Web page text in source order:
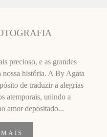
precioso, e as grandes
nossa história. A By Agata
de traduzir a alegrias
atemporais, unindo a
amor depositado...